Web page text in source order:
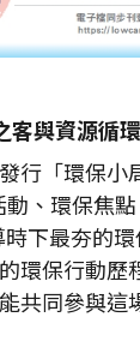
客與資源循環
行「環保小
、環保焦
下最夯的
環保行動歷
共同參與這